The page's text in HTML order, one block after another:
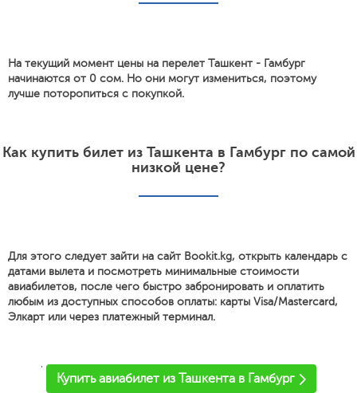
На текущий момент цены на перелет Ташкент - Гамбург
начинаются от 0 сом. Но они могут измениться, поэтому
лучше поторопиться с покупкой.
Как купить билет из Ташкента в Гамбург по самой
низкой цене?
Для этого следует зайти на сайт Bookit.kg, открыть календарь с
датами вылета и посмотреть минимальные стоимости
авиабилетов, после чего быстро забронировать и оплатить
любым из доступных способов оплаты: карты Visa/Mastercard,
Элкарт или через платежный терминал.
'
Купить авиабилет из Ташкента в Гамбург